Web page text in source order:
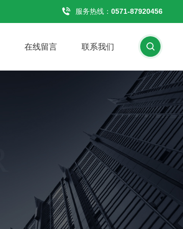
服务热线： 0571-87920456
在线留言 联系我们